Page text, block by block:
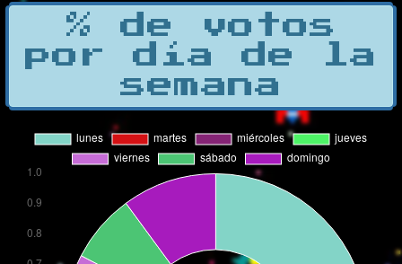
% de votos
por día de la
semana